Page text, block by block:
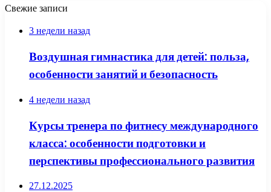
Свежие записи
3 недели назад
Воздушная гимнастика для детей: польза,
особенности занятий и безопасность
4 недели назад
Курсы тренера по фитнесу международного
класса: особенности подготовки и
перспективы профессионального развития
27.12.2025